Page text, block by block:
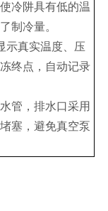
冷阱具有低的温
制冷量。
示真实温度、压
终点，自动记录
管，排水口采用
塞，避免真空泵